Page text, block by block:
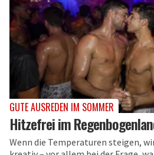
GUTE AUSREDEN IM SOMMER
Hitzefrei im
Wenn die Temperaturen steigen,